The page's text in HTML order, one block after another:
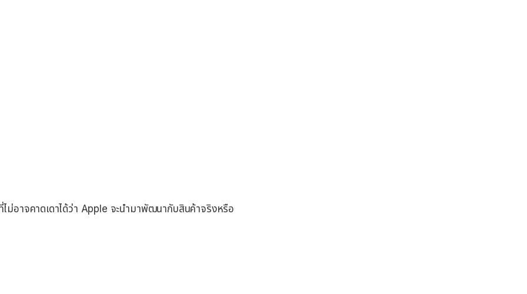
ม่อาจคาดเดาได้ว่า Apple จะนำมาพัฒนากับสินค้าจริงหรือ